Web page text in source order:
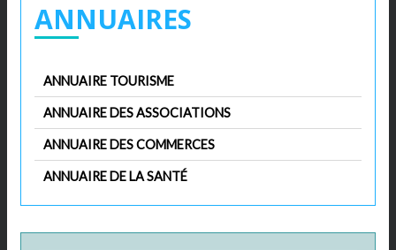
ANNUAIRES
ANNUAIRE TOURISME
ANNUAIRE DES ASSOCIATIONS
ANNUAIRE DES COMMERCES
ANNUAIRE DE LA SANTÉ